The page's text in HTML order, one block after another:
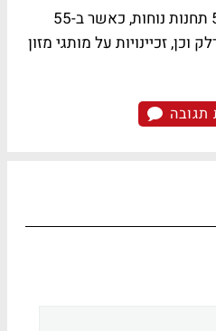
הפעילות הנרכשת כוללת 58 תחנות נוחות, כאשר ב-55
זכיינויות על מותגי מזון